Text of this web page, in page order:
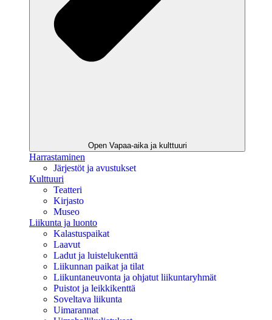
Open Vapaa-aika ja kulttuuri
Harrastaminen
Järjestöt ja avustukset
Kulttuuri
Teatteri
Kirjasto
Museo
Liikunta ja luonto
Kalastuspaikat
Laavut
Ladut ja luistelukenttä
Liikunnan paikat ja tilat
Liikuntaneuvonta ja ohjatut liikuntaryhmät
Puistot ja leikkikenttä
Soveltava liikunta
Uimarannat